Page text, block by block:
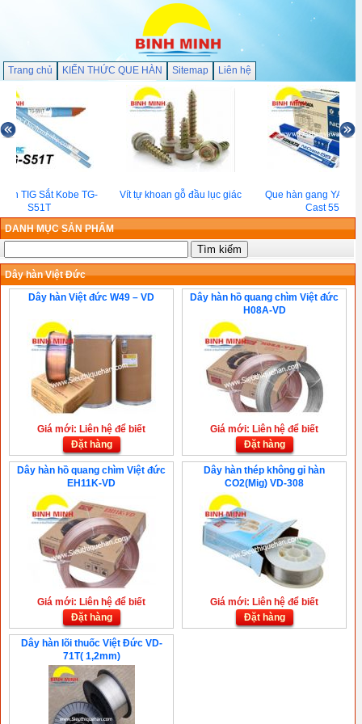
Trang chủ KIẾN THỨC QUE HÀN Sitemap Liên hệ
TIG Sắt Kobe TG-
S51T
Vít tự khoan gỗ đầu lục giác
Que hàn gang
Cast 55
DANH MỤC SẢN PHẨM
Dây hàn Việt Đức
Dây hàn Việt đức W49 – VD
Giá mới: Liên hệ để biết
Đặt hàng
Dây hàn hồ quang chìm Việt đức
H08A-VD
Giá mới: Liên hệ để biết
Đặt hàng
Dây hàn hồ quang chìm Việt đức
EH11K-VD
Giá mới: Liên hệ để biết
Đặt hàng
Dây hàn thép không gỉ hàn
CO2(Mig) VD-308
Giá mới: Liên hệ để biết
Đặt hàng
Dây hàn lõi thuốc Việt Đức VD-
71T( 1,2mm)